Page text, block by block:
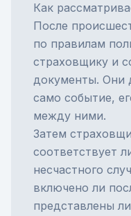
Как
После
по правилам
страховщику и
документы. Они
само событие,
между ними.
Затем
соответствует
несчастного
включено ли
представлены